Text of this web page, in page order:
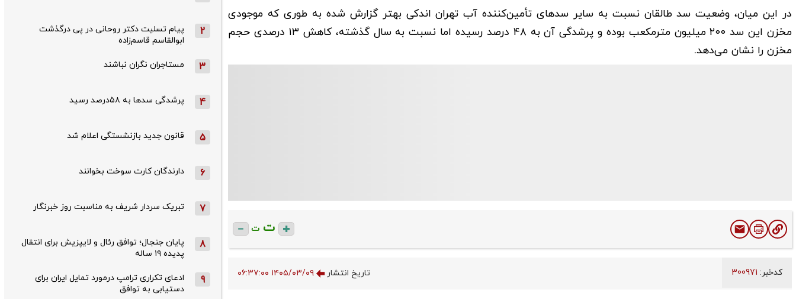
در این میان، وضعیت سد طالقان نسبت به سایر سدهای تأمین‌کننده آب تهران اندکی بهتر گزارش شده به طوری که موجودی
مخزن این سد ۲۰۰ میلیون مترمکعب بوده و پرشدگی آن به ۴۸ درصد رسیده اما نسبت به سال گذشته، کاهش ۱۳ درصدی حجم
مخزن را نشان می‌دهد.
ت ت
کدخبر: تاریخ انتشار ۱۴۰۵/۰۳/۰۹ ۰۶:۳۷:۰۰
2
پیام تسلیت دکتر روحانی در پی درگذشت
ابوالقاسم قاسم‌زاده
3 مستاجران نگران نباشند
4 پرشدگی سدها به ۵۸درصد رسید
5 قانون جدید بازنشستگی اعلام شد
6 دارندگان کارت سوخت بخوانند
7 تبریک سردار شریف به مناسبت روز خبرنگار
8
پایان جنجال؛ توافق رئال و لایپزیش برای انتقال
پدیده ۱۹ ساله
9
ادعای تکراری ترامپ درمورد تمایل ایران برای
دستیابی به توافق